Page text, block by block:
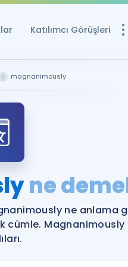
Katılımcı Görüşleri
Ücretsiz
YDS ve YÖKDİL
YDS ve YÖKDİL
YDS ve YÖKDİL'e
magnanimously
ne
ne anlama
cümle. Magnanimously